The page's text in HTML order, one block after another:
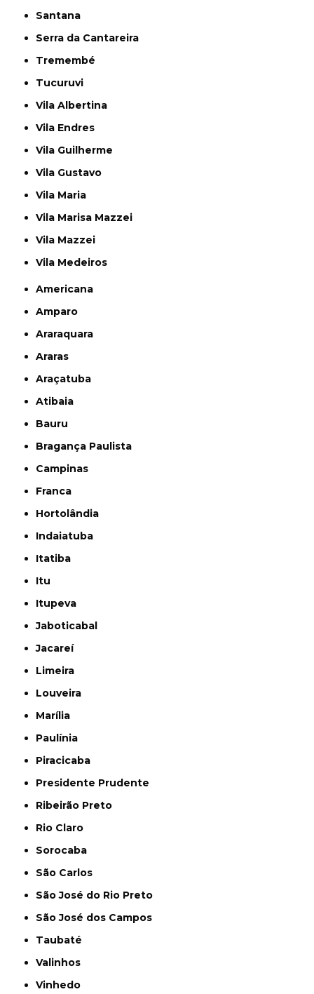
Santana
Serra da Cantareira
Tremembé
Tucuruvi
Vila Albertina
Vila Endres
Vila Guilherme
Vila Gustavo
Vila Maria
Vila Marisa Mazzei
Vila Mazzei
Vila Medeiros
Americana
Amparo
Araraquara
Araras
Araçatuba
Atibaia
Bauru
Bragança Paulista
Campinas
Franca
Hortolândia
Indaiatuba
Itatiba
Itu
Itupeva
Jaboticabal
Jacareí
Limeira
Louveira
Marília
Paulínia
Piracicaba
Presidente Prudente
Ribeirão Preto
Rio Claro
Sorocaba
São Carlos
São José do Rio Preto
São José dos Campos
Taubaté
Valinhos
Vinhedo